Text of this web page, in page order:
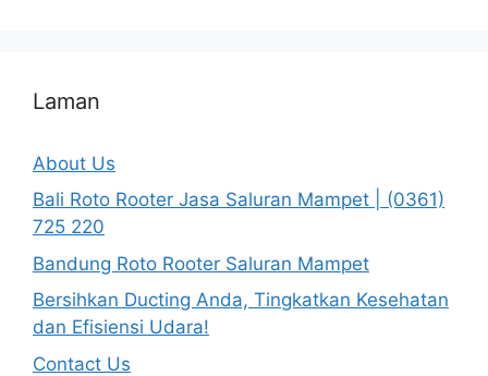
Laman
About Us
Bali Roto Rooter Jasa Saluran Mampet | (0361)
725 220
Bandung Roto Rooter Saluran Mampet
Bersihkan Ducting Anda, Tingkatkan Kesehatan
dan Efisiensi Udara!
Contact Us